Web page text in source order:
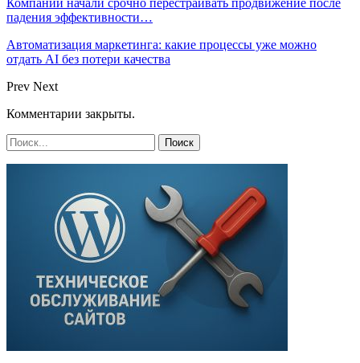
падения эффективности…
Автоматизация маркетинга: какие процессы уже можно
отдать AI без потери качества
Prev Next
Комментарии закрыты.